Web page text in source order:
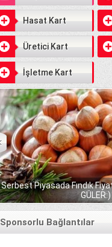
Hasat Kart
Üretici Kart
İşletme Kart
Serbest Piyasada Fındık
GÜLER:)
Sponsorlu Bağlantılar